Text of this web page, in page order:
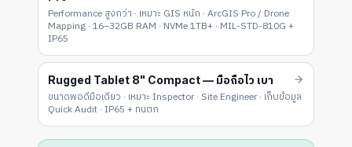
Performance สูงกว่า · เหมาะ GIS หนัก · ArcGIS Pro / Drone
Mapping · 16–32GB RAM · NVMe 1TB+ · MIL-STD-810G +
IP65
Rugged Tablet 8" Compact — มือถือไว เบา
ขนาดพอดีมือเดียว · เหมาะ Inspector · Site Engineer · เก็บข้อมูล
Quick Audit · IP65 + ทนตก